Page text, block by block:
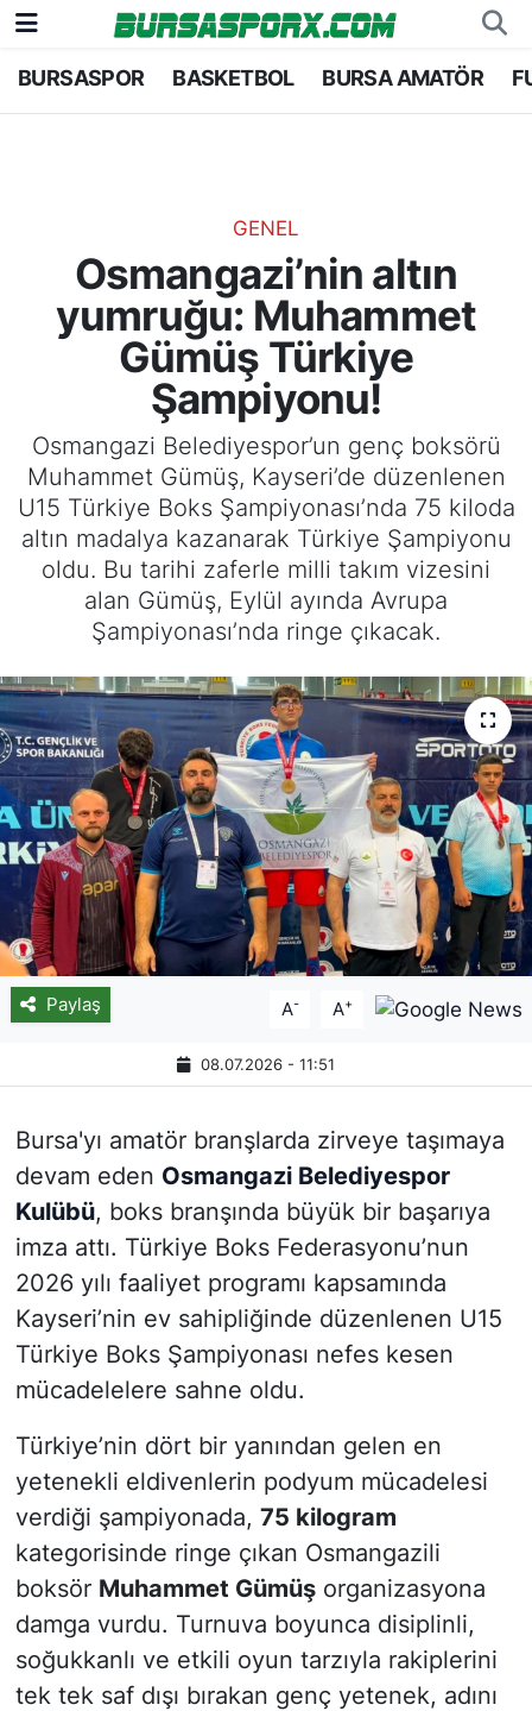
BURSASPOR BASKETBOL BURSA AMATÖR
GENEL
Osmangazi’nin altın
yumruğu: Muhammet
Gümüş Türkiye
Şampiyonu!
Osmangazi Belediyespor’un genç boksörü
Muhammet Gümüş, Kayseri’de düzenlenen
U15 Türkiye Boks Şampiyonası’nda 75 kiloda
altın madalya kazanarak Türkiye Şampiyonu
oldu. Bu tarihi zaferle milli takım vizesini
alan Gümüş, Eylül ayında Avrupa
Şampiyonası’nda ringe çıkacak.
Paylaş A- A+
08.07.2026 - 11:51
Bursa'yı amatör branşlarda zirveye taşımaya
devam eden Osmangazi Belediyespor
Kulübü, boks branşında büyük bir başarıya
imza attı. Türkiye Boks Federasyonu’nun
2026 yılı faaliyet programı kapsamında
Kayseri’nin ev sahipliğinde düzenlenen U15
Türkiye Boks Şampiyonası nefes kesen
mücadelelere sahne oldu.
Türkiye’nin dört bir yanından gelen en
yetenekli eldivenlerin podyum mücadelesi
verdiği şampiyonada, 75 kilogram
kategorisinde ringe çıkan Osmangazili
boksör Muhammet Gümüşorganizasyona
damga vurdu. Turnuva boyunca disiplinli,
soğukkanlı ve etkili oyun tarzıyla rakiplerini
tek tek saf dışı bırakan genç yetenek, adını
Bursaspor
Bursa Amatör
Hentbol
Voleybol
Genel
Bursa Nöbetçi Eczaneler
Bursa Trafik Yoğunluk Haritası
TFF 2.Lig Kırmızı Grup Puan Durumu ve Fikstür
Tüm Manşetler
Son Dakika Haberleri
Haber Arşivi